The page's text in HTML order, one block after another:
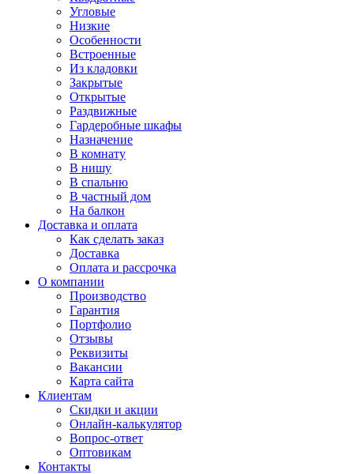
Угловые
Низкие
Особенности
Встроенные
Из кладовки
Закрытые
Открытые
Раздвижные
Гардеробные шкафы
Назначение
В комнату
В нишу
В спальню
В частный дом
На балкон
Доставка и оплата
Как сделать заказ
Доставка
Оплата и рассрочка
О компании
Производство
Гарантия
Портфолио
Отзывы
Реквизиты
Вакансии
Карта сайта
Клиентам
Скидки и акции
Онлайн-калькулятор
Вопрос-ответ
Оптовикам
Контакты